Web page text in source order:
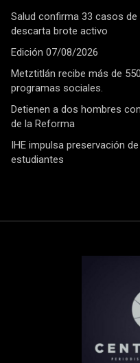
Salud confirma 33 casos de
descarta brote activo
Edición 07/08/2026
Metztitlán recibe más de
programas sociales.
Detienen a dos hombres
de la Reforma
IHE impulsa preservación
estudiantes